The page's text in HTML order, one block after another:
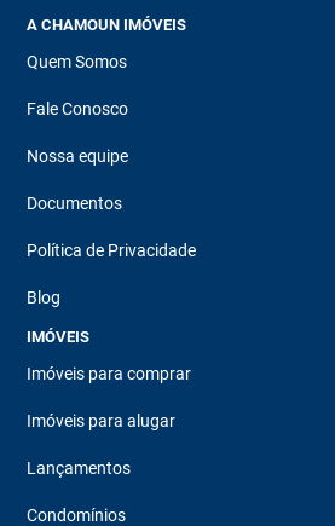
A CHAMOUN IMÓVEIS
Quem Somos
Fale Conosco
Nossa equipe
Documentos
Política de Privacidade
Blog
IMÓVEIS
Imóveis para comprar
Imóveis para alugar
Lançamentos
Condomínios